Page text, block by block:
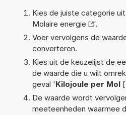
Kies de juiste categorie
Molaire energie
'.
Voer vervolgens de
converteren.
Kies uit de keuzelijst de
de waarde die u wilt
geval 'Kilojoule per Mol[
De waarde wordt
meeteenheden waarmee